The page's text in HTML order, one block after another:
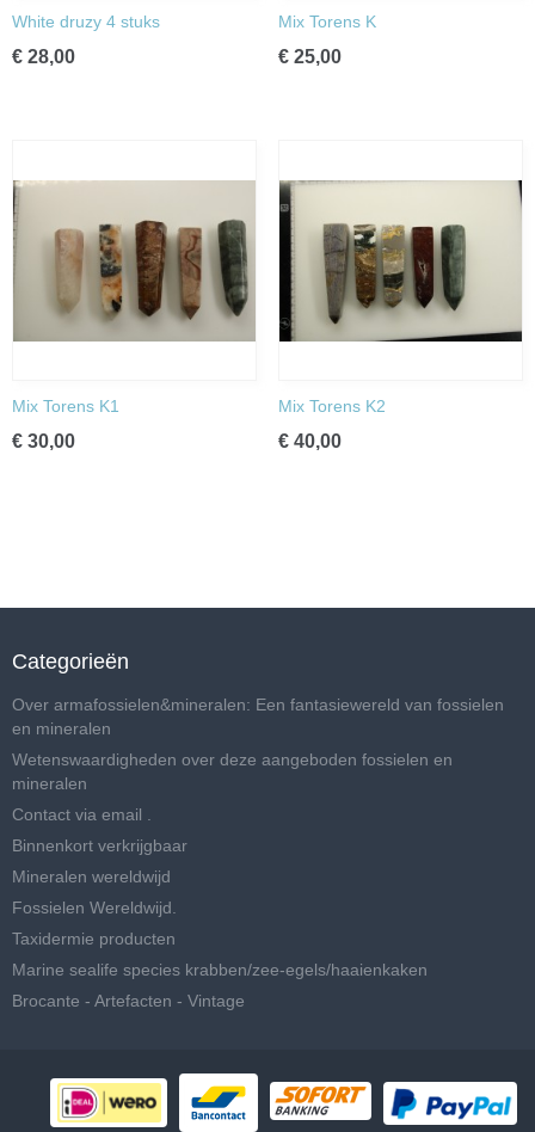
White druzy 4 stuks
€ 28,00
Mix Torens K
€ 25,00
Mix Torens K1
€ 30,00
Mix Torens K2
€ 40,00
Categorieën
Over armafossielen&mineralen: Een fantasiewereld van fossielen
en mineralen
Wetenswaardigheden over deze aangeboden fossielen en
mineralen
Contact via email .
Binnenkort verkrijgbaar
Mineralen wereldwijd
Fossielen Wereldwijd.
Taxidermie producten
Marine sealife species krabben/zee-egels/haaienkaken
Brocante - Artefacten - Vintage